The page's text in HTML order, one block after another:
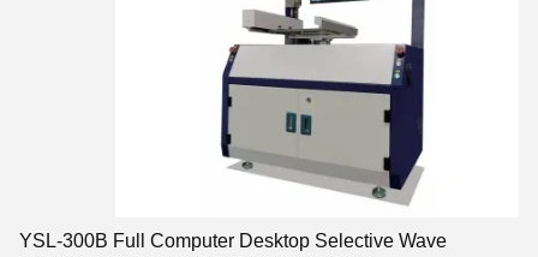
YSL-300B Full Computer Desktop Selective Wave